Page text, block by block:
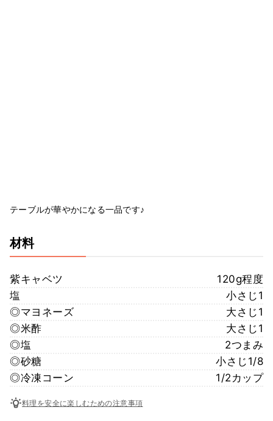
テーブルが華やかになる一品です♪
材料
紫キャベツ
120g程度
塩
小さじ1
◎マヨネーズ
大さじ1
◎米酢
大さじ1
◎塩
2つまみ
◎砂糖
小さじ1/8
◎冷凍コーン
1/2カップ
料理を安全に楽しむための注意事項